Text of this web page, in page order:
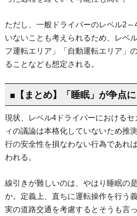
ただし、一般ドライバーのレベル2
いないことも考えられるため、レベ
フ運転エリア」「自動運転エリア」
ることなども想定される。
■【まとめ】「睡眠」が争点に
現状、レベル4ドライバーにおける
ィの議論は本格化していないため推
行の安全性を損なわない行為であれ
われる。
線引きが難しいのは、やはり睡眠の
か。定義上、直ちに運転操作を行う
実の道路交通を考慮するとそうも言